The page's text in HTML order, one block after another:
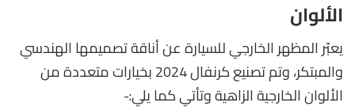
الألوان
يعبّر المظهر الخارجي للسيارة عن أناقة تصميمها الهندسي
والمبتكر، وتم تصنيع كرنفال 2024 بخيارات متعددة من
الألوان الخارجية الزاهية وتأتي كما يلي:-